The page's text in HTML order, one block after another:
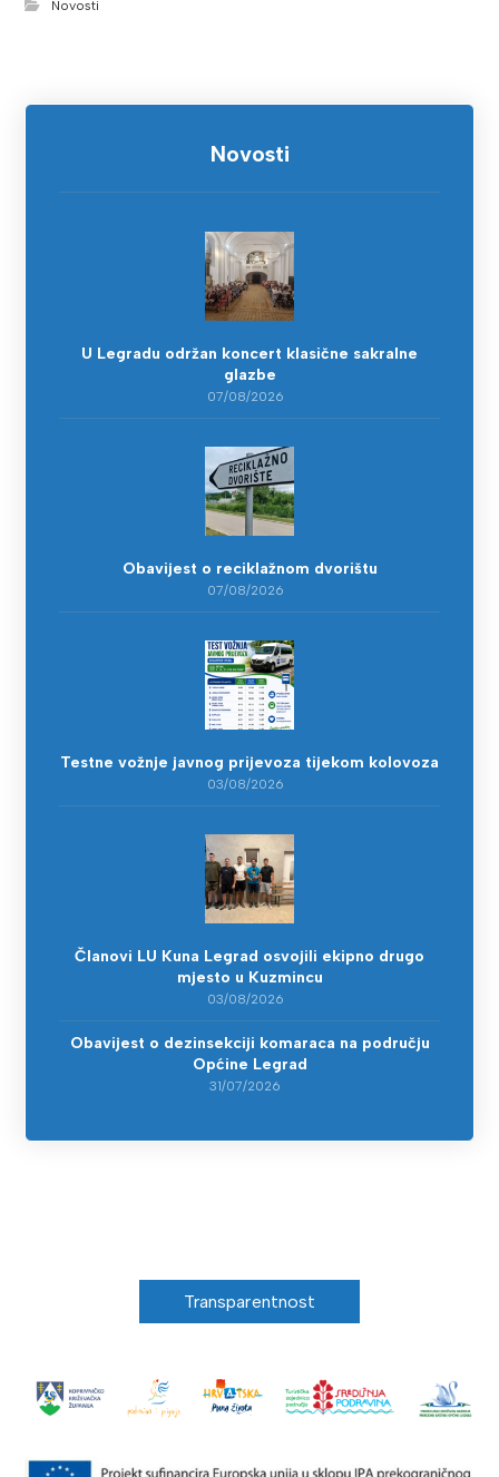
Novosti
Novosti
U Legradu održan koncert klasične sakralne
glazbe
07/08/2026
Obavijest o reciklažnom dvorištu
07/08/2026
Testne vožnje javnog prijevoza tijekom kolovoza
03/08/2026
Članovi LU Kuna Legrad osvojili ekipno drugo
mjesto u Kuzmincu
03/08/2026
Obavijest o dezinsekciji komaraca na području
Općine Legrad
31/07/2026
Transparentnost